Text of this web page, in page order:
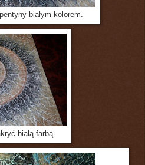
białym kolorem.
białą farbą.